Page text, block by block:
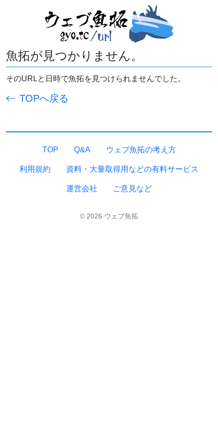
魚拓が見つかりません。
そのURLと日時で魚拓を見つけられませんでした。
TOPへ戻る
TOP Q&A ウェブ魚拓の考え方
利用規約 資料・大量取得用などの有料サービス
運営会社 ご意見など
© 2026 ウェブ魚拓